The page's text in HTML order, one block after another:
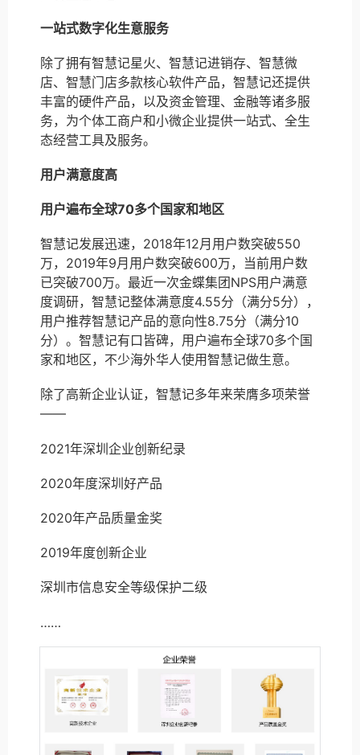
一站式数字化生意服务
除了拥有智慧记星火、智慧记进销存、智慧微
店、智慧门店多款核心软件产品，智慧记还提供
丰富的硬件产品，以及资金管理、金融等诸多服
务，为个体工商户和小微企业提供一站式、全生
态经营工具及服务。
用户满意度高
用户遍布全球70多个国家和地区
智慧记发展迅速，2018年12月用户数突破550
万，2019年9月用户数突破600万，当前用户数
已突破700万。最近一次金蝶集团NPS用户满意
度调研，智慧记整体满意度4.55分（满分5分），
用户推荐智慧记产品的意向性8.75分（满分10
分）。智慧记有口皆碑，用户遍布全球70多个国
家和地区，不少海外华人使用智慧记做生意。
除了高新企业认证，智慧记多年来荣膺多项荣誉
——
2021年深圳企业创新纪录
2020年度深圳好产品
2020年产品质量金奖
2019年度创新企业
深圳市信息安全等级保护二级
……